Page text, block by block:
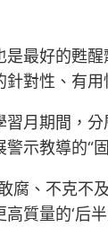
是最好的甦
對性、有用
月期間，
示教導的“
腐、不克不
質量的‘后